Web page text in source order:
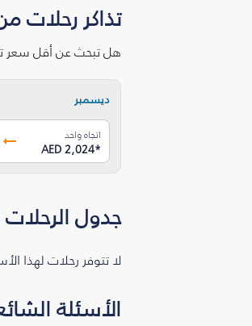
تذاكر رحلات
هل تبحث عن أقل سعر
ديسمبر
اتجاه واحد
AED 2,024*
جدول
لا تتوفر رحلات لهذا
الأسئلة